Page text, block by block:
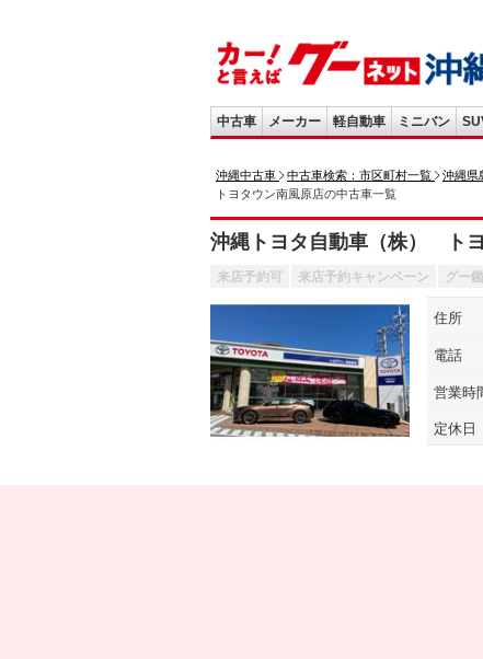
中古車 メーカー 軽自動車 ミニバン
沖縄中古車 中古車検索：市区町村一覧 沖縄県
トヨタウン南風原店の中古車一覧
沖縄トヨタ自動車（株） ト
来店予約可 来店予約キャンペーン グー
住所
電話
営業時
定休日